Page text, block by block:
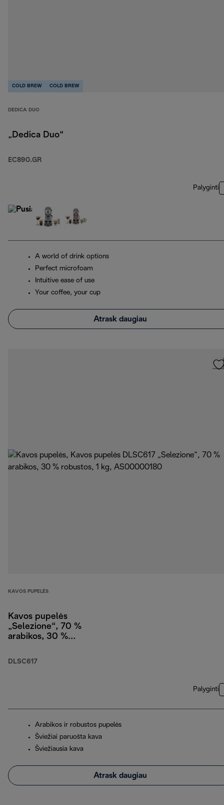
COLD BREW COLD BREW
DEDICA DUO
„Dedica Duo“
EC890.GR
Palyginti
A world of drink options
Perfect microfoam
Intuitive ease of use
Your coffee, your cup
Atrask daugiau
KAVOS PUPELĖS
Kavos pupelės
„Selezione“, 70 %
arabikos, 30 %
DLSC617
Palyginti
Arabikos ir robustos pupelės
Šviežiai paruošta kava
Šviežiausia kava
Atrask daugiau